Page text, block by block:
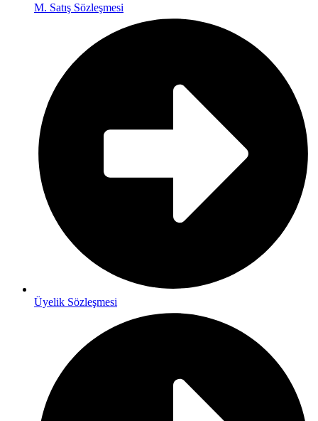
M. Satış Sözleşmesi
Üyelik Sözleşmesi